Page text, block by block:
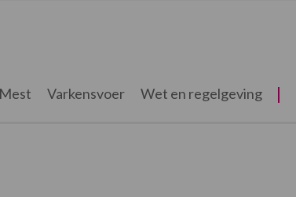
Mest Varkensvoer Wet en regelgeving